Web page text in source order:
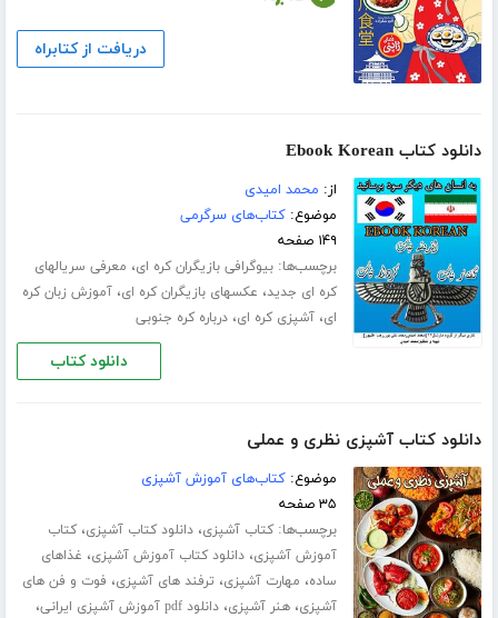
دریافت از کتابراه
دانلود کتاب Ebook Korean
از: محمد امیدی
موضوع:کتاب‌های سرگرمی
۱۴۹ صفحه
برچسب‌ها:بیوگرافی بازیگران کره ای، معرفی سریالهای
کره ای جدید، عکسهای بازیگران کره ای،آموزش زبان کره
ای،آشپزی کره ای،درباره کره جنوبی
دانلود کتاب
دانلود کتاب آشپزی نظری و عملی
موضوع:کتاب‌های آموزش آشپزی
۳۵ صفحه
برچسب‌ها:کتاب آشپزی،دانلود کتاب آشپزی،کتاب
آموزش آشپزی،دانلود کتاب آموزش آشپزی، غذاهای
ساده، مهارت آشپزی، ترفند های آشپزی، فوت و فن های
آشپزی،هنر آشپزی،دانلود pdf آموزش آشپزی ایرانی ،